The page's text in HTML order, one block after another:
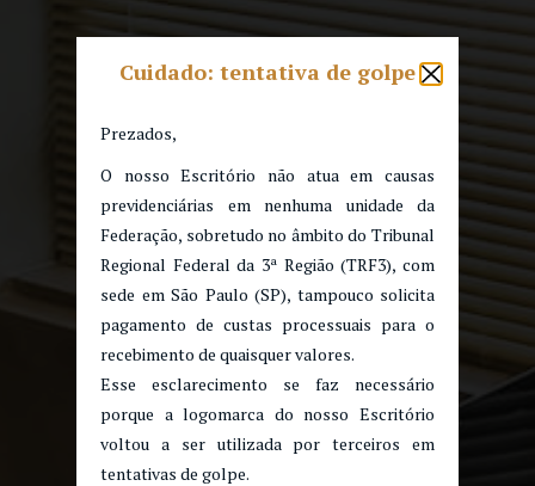
Cuidado: tentativa de golpe
Prezados,
O nosso Escritório não atua em causas
previdenciárias em nenhuma unidade da
Federação, sobretudo no âmbito do Tribunal
Regional Federal da 3ª Região (TRF3), com
sede em São Paulo (SP), tampouco solicita
pagamento de custas processuais para o
recebimento de quaisquer valores.
Esse esclarecimento se faz necessário
porque a logomarca do nosso Escritório
voltou a ser utilizada por terceiros em
tentativas de golpe.